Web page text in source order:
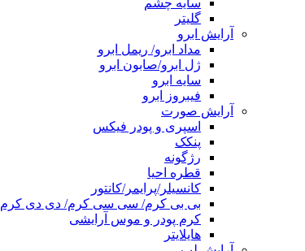
سایه چشم
گلیتر
آرایش ابرو
مداد ابرو/ ریمل ابرو
ژل ابرو/صابون ابرو
سایه ابرو
فیبروز ابرو
آرایش صورت
اسپری و پودر فیکس
پنکک
رژگونه
قطره احیا
کانسیلر/پرایمر/کانتور
بی بی کرم/ سی سی کرم/ دی دی کرم
کرم پودر و موس آرایشی
هایلایتر